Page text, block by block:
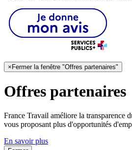
× Fermer la fenêtre "Offres partenaires"
Offres partenaires
France Travail améliore la transparence
vous proposant plus d'opportunités
En savoir plus